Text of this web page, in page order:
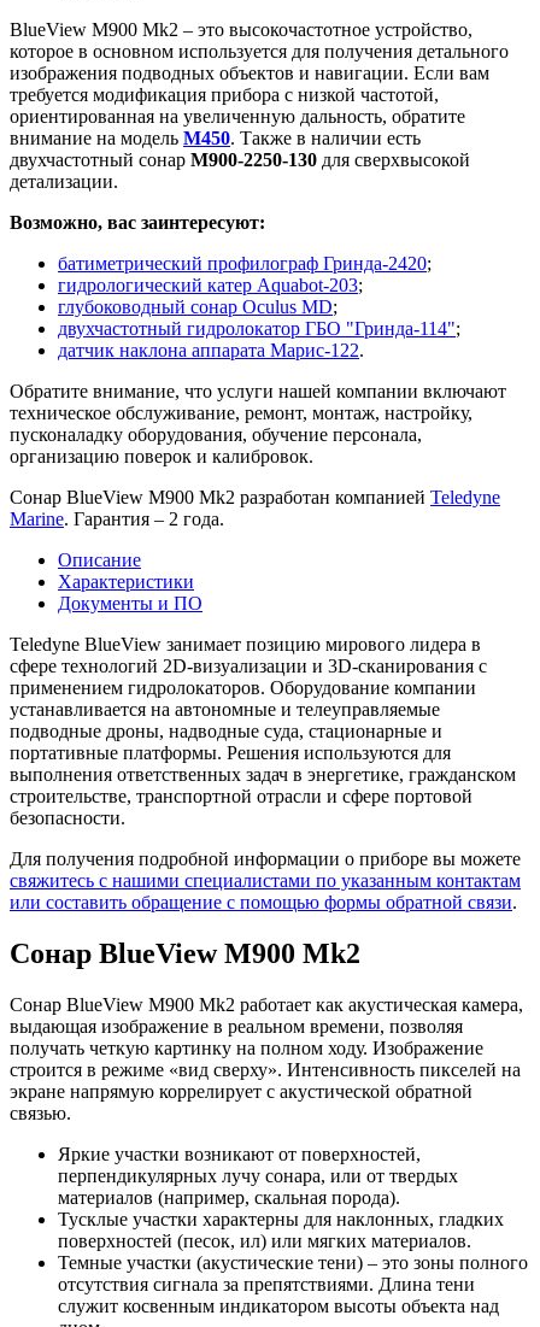
BlueView M900 Mk2 – это высокочастотное устройство,
которое в основном используется для получения детального
изображения подводных объектов и навигации. Если вам
требуется модификация прибора с низкой частотой,
ориентированная на увеличенную дальность, обратите
внимание на модель M450. Также в наличии есть
двухчастотный сонар M900-2250-130 для сверхвысокой
детализации.
Возможно, вас заинтересуют:
батиметрический профилограф Гринда-2420;
гидрологический катер Aquabot-203;
глубоководный сонар Oculus MD;
двухчастотный гидролокатор ГБО "Гринда-114";
датчик наклона аппарата Марис-122.
Обратите внимание, что услуги нашей компании включают
техническое обслуживание, ремонт, монтаж, настройку,
пусконаладку оборудования, обучение персонала,
организацию поверок и калибровок.
Сонар BlueView M900 Mk2 разработан компанией Teledyne
Marine. Гарантия – 2 года.
Описание
Характеристики
Документы и ПО
Teledyne BlueView занимает позицию мирового лидера в
сфере технологий 2D-визуализации и 3D-сканирования с
применением гидролокаторов. Оборудование компании
устанавливается на автономные и телеуправляемые
подводные дроны, надводные суда, стационарные и
портативные платформы. Решения используются для
выполнения ответственных задач в энергетике, гражданском
строительстве, транспортной отрасли и сфере портовой
безопасности.
Для получения подробной информации о приборе вы можете
свяжитесь с нашими специалистами по указанным контактам
или составить обращение с помощью формы обратной связи.
Сонар BlueView M900 Mk2
Сонар BlueView M900 Mk2 работает как акустическая камера,
выдающая изображение в реальном времени, позволяя
получать четкую картинку на полном ходу. Изображение
строится в режиме «вид сверху». Интенсивность пикселей на
экране напрямую коррелирует с акустической обратной
связью.
Яркие участки возникают от поверхностей,
перпендикулярных лучу сонара, или от твердых
материалов (например, скальная порода).
Тусклые участки характерны для наклонных, гладких
поверхностей (песок, ил) или мягких материалов.
Темные участки (акустические тени) – это зоны полного
отсутствия сигнала за препятствиями. Длина тени
служит косвенным индикатором высоты объекта над